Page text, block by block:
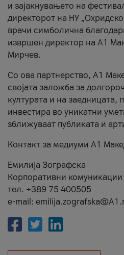
и зајакнувањето на
директорот на НУ
врачи симболична
извршен директор на A1
Мирчев.
Со ова партнерство, A1
својата заложба за
културата и на заедницата,
инвестира во уникатни
зближуваат публиката и
Контакт за медиуми А1
Емилија Зографска
Корпоративни комуникации
тел. +389 75 400505
e-mail: